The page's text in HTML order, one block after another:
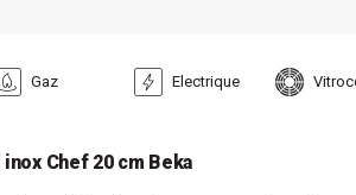
Gaz Electrique
Chef 20 cm Beka